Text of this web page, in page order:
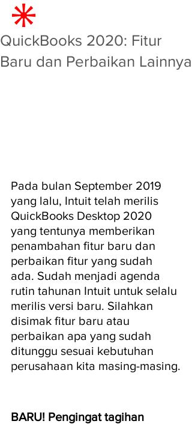
QuickBooks 2020: Fitur
Baru dan Perbaikan Lainnya
Pada bulan September 2019
yang lalu, Intuit telah merilis
QuickBooks Desktop 2020
yang tentunya memberikan
penambahan fitur baru dan
perbaikan fitur yang sudah
ada. Sudah menjadi agenda
rutin tahunan Intuit untuk selalu
merilis versi baru. Silahkan
disimak fitur baru atau
perbaikan apa yang sudah
ditunggu sesuai kebutuhan
perusahaan kita masing-masing.
BARU! Pengingat tagihan